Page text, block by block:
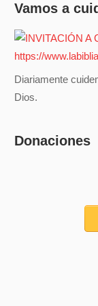
Vamos a
Diariamente
Dios.
Donaciones